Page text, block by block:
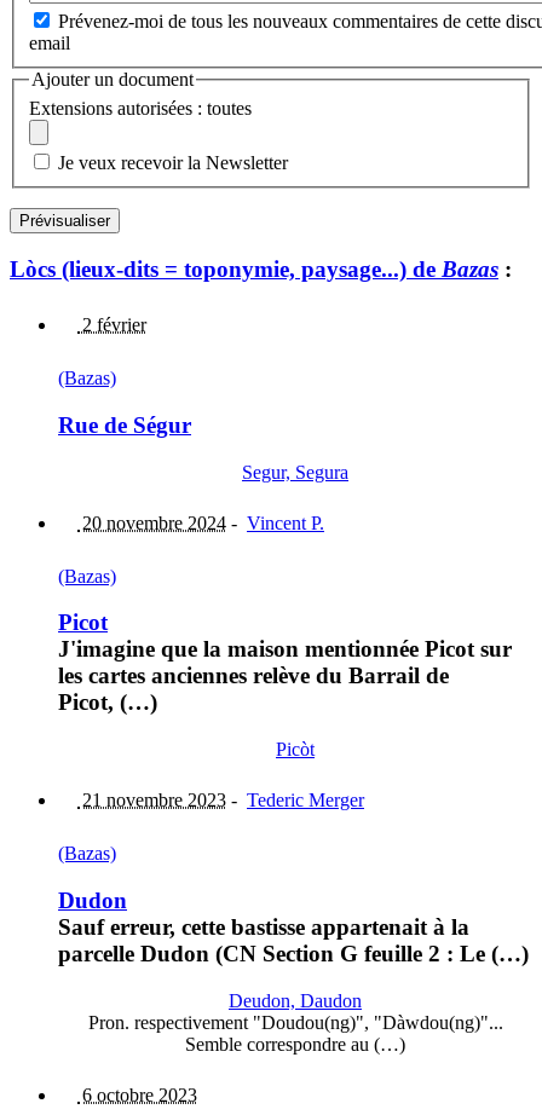
Prévenez-moi de tous les nouveaux commentaires de cette
email
Ajouter un document
Extensions autorisées : toutes
Je veux recevoir la Newsletter
Lòcs (lieux-dits = toponymie, paysage...) de Bazas :
2 février
(Bazas)
Rue de Ségur
Segur, Segura
20 novembre 2024 - Vincent P.
(Bazas)
Picot
J'imagine que la maison mentionnée Picot sur
les cartes anciennes relève du Barrail de
Picot, (…)
Picòt
21 novembre 2023 - Tederic Merger
(Bazas)
Dudon
Sauf erreur, cette bastisse appartenait à la
parcelle Dudon (CN Section G feuille 2 : Le (…)
Deudon, Daudon
Pron. respectivement "Doudou(ng)", "Dàwdou(ng)"...
Semble correspondre au (…)
6 octobre 2023